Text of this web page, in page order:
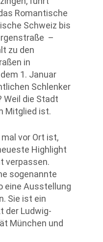
Romantische
Schweiz bis
–
zu den
in
1. Januar
Schlenker
Weil die Stadt
Mitglied ist.
vor Ort ist,
Highlight
verpassen.
sogenannte
eine Ausstellung
Sie ist ein
der Ludwig-
München und